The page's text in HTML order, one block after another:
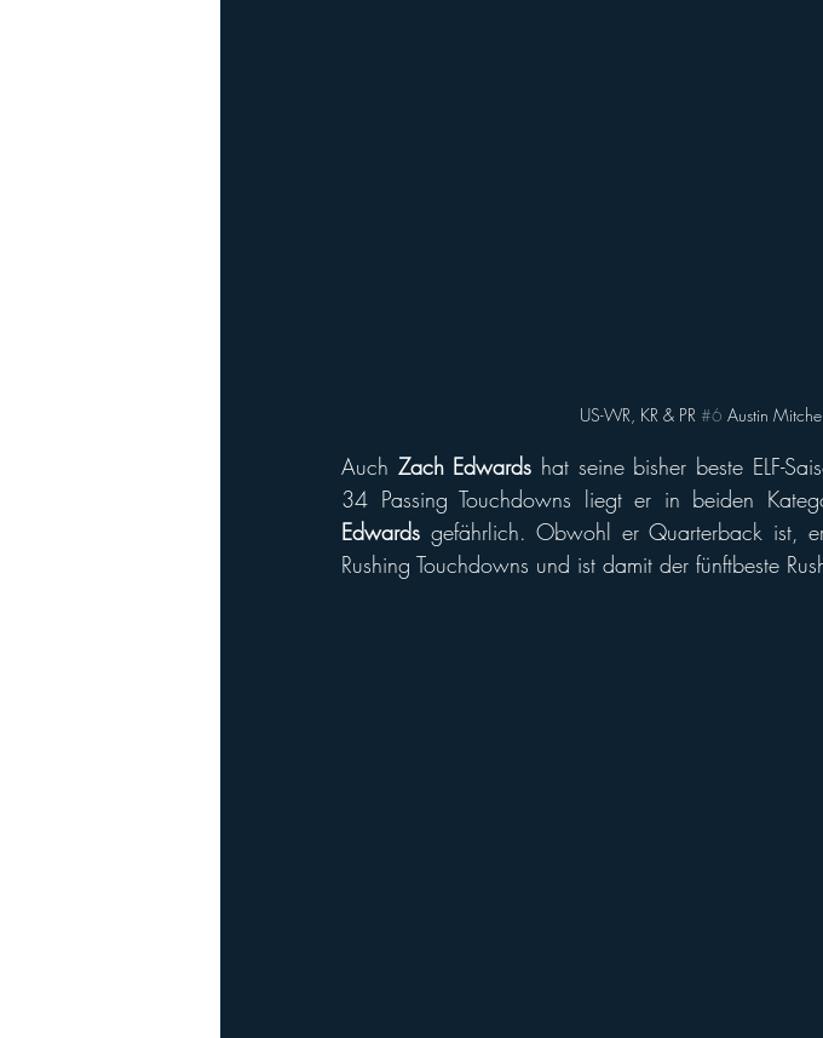
US-WR, KR & PR #6 Austin
Auch Zach Edwards hat seine bisher beste ELF-
Edwards gefährlich. Obwohl er Quarterback ist,
Rushing Touchdowns und ist damit der fünftbeste